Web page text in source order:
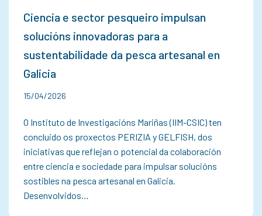
Ciencia e sector pesqueiro impulsan
solucións innovadoras para a
sustentabilidade da pesca artesanal en
Galicia
15/04/2026
O Instituto de Investigacións Mariñas (IIM-CSIC) ten
concluido os proxectos PERIZIA y GELFISH, dos
iniciativas que reflejan o potencial da colaboración
entre ciencia e sociedade para impulsar solucións
sostibles na pesca artesanal en Galicia.
Desenvolvidos…